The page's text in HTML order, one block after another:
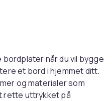
bordplater når du vil bygge
et bord i hjemmet ditt.
og materialer som
rette uttrykket på